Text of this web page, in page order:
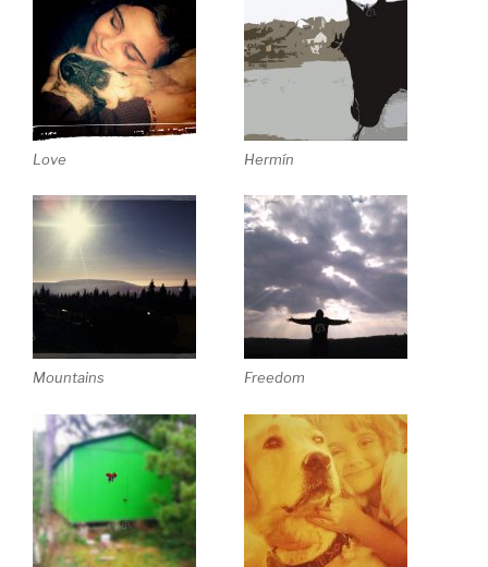
Love Hermín
Mountains Freedom